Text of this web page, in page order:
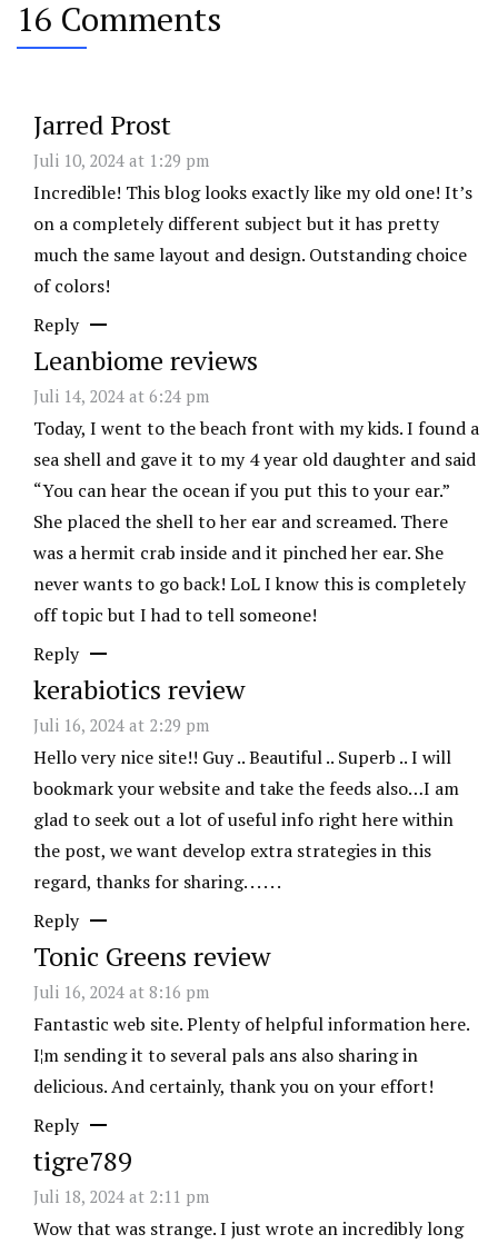
16 Comments
Jarred Prost
Juli 10, 2024 at 1:29 pm
Incredible! This blog looks exactly like my old one! It’s
on a completely different subject but it has pretty
much the same layout and design. Outstanding choice
of colors!
Reply
Leanbiome reviews
Juli 14, 2024 at 6:24 pm
Today, I went to the beach front with my kids. I found a
sea shell and gave it to my 4 year old daughter and said
“You can hear the ocean if you put this to your ear.”
She placed the shell to her ear and screamed. There
was a hermit crab inside and it pinched her ear. She
never wants to go back! LoL I know this is completely
off topic but I had to tell someone!
Reply
kerabiotics review
Juli 16, 2024 at 2:29 pm
Hello very nice site!! Guy .. Beautiful .. Superb .. I will
bookmark your website and take the feeds also…I am
glad to seek out a lot of useful info right here within
the post, we want develop extra strategies in this
regard, thanks for sharing. . . . . .
Reply
Tonic Greens review
Juli 16, 2024 at 8:16 pm
Fantastic web site. Plenty of helpful information here.
I¦m sending it to several pals ans also sharing in
delicious. And certainly, thank you on your effort!
Reply
tigre789
Juli 18, 2024 at 2:11 pm
Wow that was strange. I just wrote an incredibly long